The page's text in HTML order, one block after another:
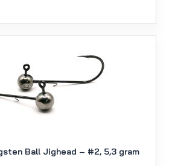
Ball Jighead – #2, 5,3 gram